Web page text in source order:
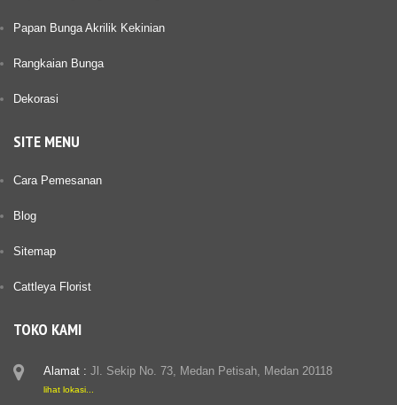
Papan Bunga Akrilik Kekinian
Rangkaian Bunga
Dekorasi
SITE MENU
Cara Pemesanan
Blog
Sitemap
Cattleya Florist
TOKO KAMI
Alamat : Jl. Sekip No. 73, Medan Petisah, Medan 20118
lihat lokasi...